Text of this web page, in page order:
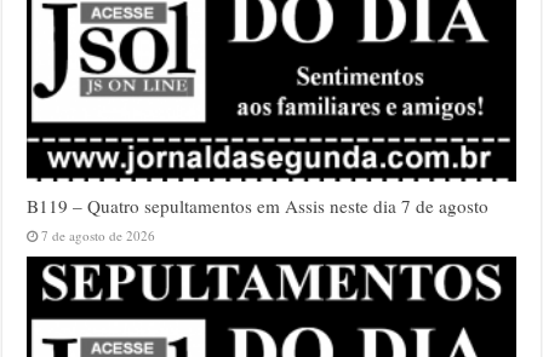
B119 – Quatro sepultamentos em Assis neste dia 7 de agosto
7 de agosto de 2026